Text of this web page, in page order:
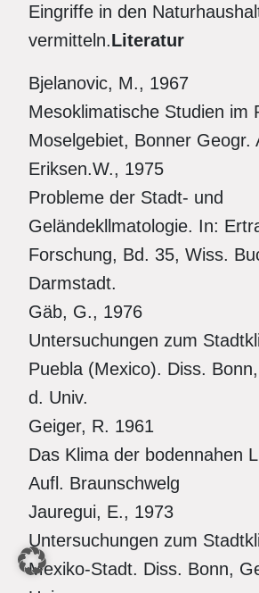
Eingriffe in den
vermitteln.Literatur
Bjelanovic, M., 1967
Mesoklimatische Studien im
Moselgebiet, Bonner Geogr.
Eriksen.W., 1975
Probleme der Stadt- und
Geländekllmatologie. In:
Forschung, Bd. 35, Wiss.
Darmstadt.
Gäb, G., 1976
Untersuchungen zum
Puebla (Mexico). Diss.
d. Univ.
Geiger, R. 1961
Das Klima der bodennahen
Aufl. Braunschwelg
Jauregui, E., 1973
Untersuchungen zum
Mexiko-Stadt. Diss. Bonn,